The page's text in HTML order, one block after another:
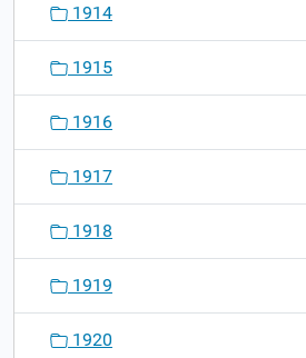
1914
1915
1916
1917
1918
1919
1920